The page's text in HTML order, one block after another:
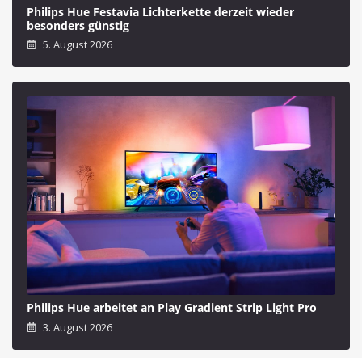
Philips Hue Festavia Lichterkette derzeit wieder
besonders günstig
5. August 2026
Philips Hue arbeitet an Play Gradient Strip Light Pro
3. August 2026